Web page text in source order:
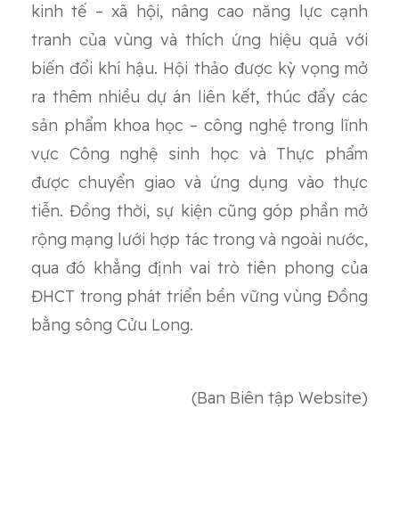
kinh tế – xã hội, nâng cao năng lực cạnh
tranh của vùng và thích ứng hiệu quả với
biến đổi khí hậu. Hội thảo được kỳ vọng mở
ra thêm nhiều dự án liên kết, thúc đẩy các
sản phẩm khoa học – công nghệ trong lĩnh
vực Công nghệ sinh học và Thực phẩm
được chuyển giao và ứng dụng vào thực
tiễn. Đồng thời, sự kiện cũng góp phần mở
rộng mạng lưới hợp tác trong và ngoài nước,
qua đó khẳng định vai trò tiên phong của
ĐHCT trong phát triển bền vững vùng Đồng
bằng sông Cửu Long.
(Ban Biên tập Website)